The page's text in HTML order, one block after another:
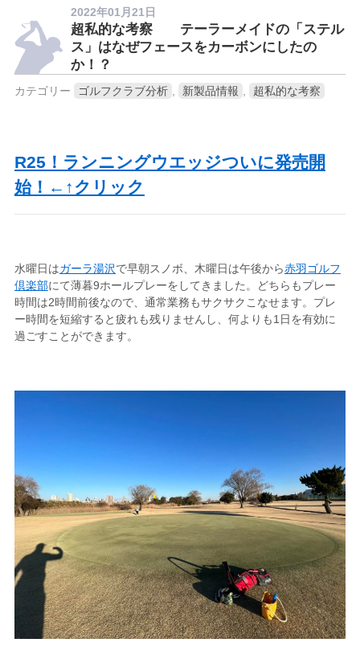
2022年01月21日
超私的な考察 テーラーメイドの「ステル
ス」はなぜフェースをカーボンにしたの
か！？
カテゴリー ゴルフクラブ分析 新製品情報 超私的な考察
R25！ランニングウエッジついに発売開
始！←↑クリック
水曜日はガーラ湯沢で早朝スノボ、木曜日は午後から赤羽ゴルフ
倶楽部にて薄暮9ホールプレーをしてきました。どちらもプレー
時間は2時間前後なので、通常業務もサクサクこなせます。プレ
ー時間を短縮すると疲れも残りませんし、何よりも1日を有効に
過ごすことができます。